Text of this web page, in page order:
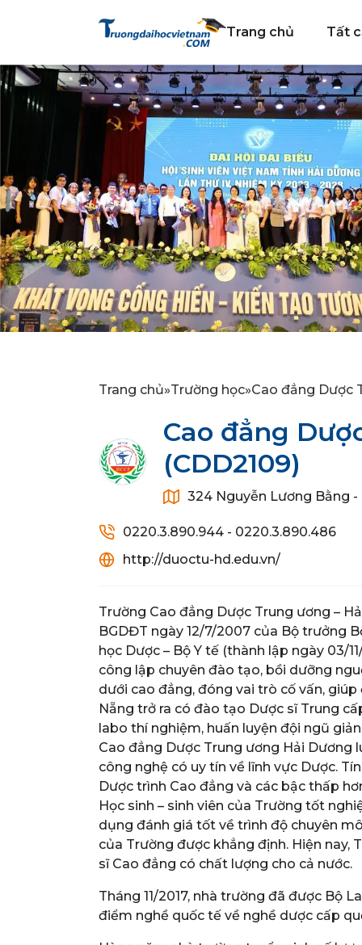
Trang chủ Tất
Trang chủ»Trường học»Cao đẳng Dược
Cao đẳng
(CDD2109)
324 Nguyễn Lương Bằng
0220.3.890.944 - 0220.3.890.486
http://duoctu-hd.edu.vn/
Trường Cao đẳng Dược Trung ương –
BGDĐT ngày 12/7/2007 của Bộ trưởng
học Dược – Bộ Y tế (thành lập ngày 03/
công lập chuyên đào tạo, bồi dưỡng
dưới cao đẳng, đóng vai trò cố vấn,
Nẵng trở ra có đào tạo Dược sĩ Trung
labo thí nghiệm, huấn luyện đội ngũ
Cao đẳng Dược Trung ương Hải Dương
công nghệ có uy tín về lĩnh vực Dược.
Dược trình Cao đẳng và các bậc thấp
Học sinh – sinh viên của Trường tốt
dụng đánh giá tốt về trình độ chuyên
của Trường được khẳng định. Hiện
sĩ Cao đẳng có chất lượng cho cả nước.
Tháng 11/2017, nhà trường đã được Bộ
điểm nghề quốc tế về nghề dược cấp